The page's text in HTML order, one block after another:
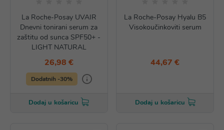
La Roche-Posay UVAIR
Dnevni tonirani serum za
zaštitu od sunca SPF50+ -
LIGHT NATURAL
26,98 €
Dodatnih -30%
Dodaj u košaricu
La Roche-Posay Hyalu B5
Visokoučinkoviti serum
44,67 €
Dodaj u košaricu